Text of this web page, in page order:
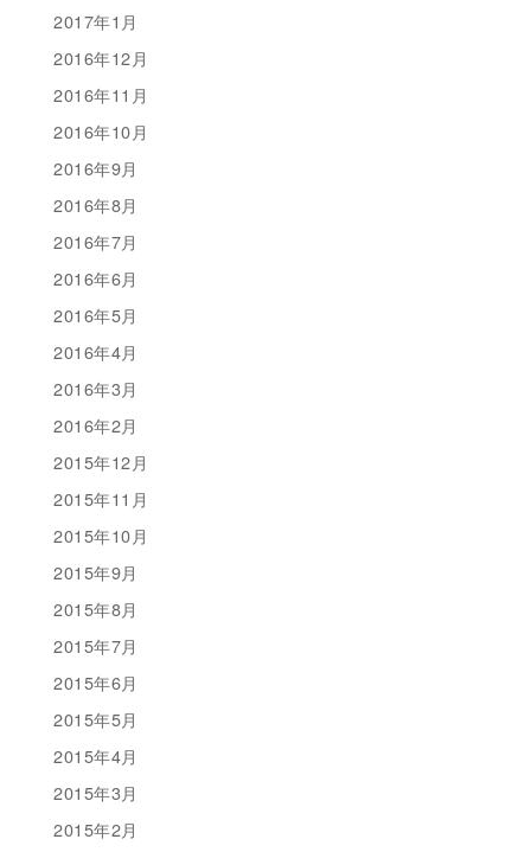
2017年1月
2016年12月
2016年11月
2016年10月
2016年9月
2016年8月
2016年7月
2016年6月
2016年5月
2016年4月
2016年3月
2016年2月
2015年12月
2015年11月
2015年10月
2015年9月
2015年8月
2015年7月
2015年6月
2015年5月
2015年4月
2015年3月
2015年2月